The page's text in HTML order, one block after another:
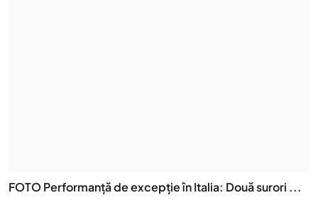
FOTO Performanță de excepție în Italia: Două surori ...